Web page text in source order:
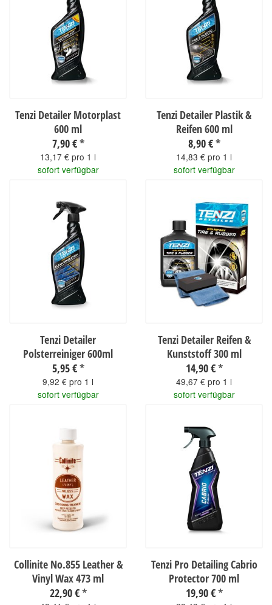
Tenzi Detailer Motorplast
600 ml
7,90 €*
13,17 € pro 1 l
sofort verfügbar
Tenzi Detailer Plastik &
Reifen 600 ml
8,90 €*
14,83 € pro 1 l
sofort verfügbar
Tenzi Detailer
Polsterreiniger 600ml
5,95 €*
9,92 € pro 1 l
sofort verfügbar
Tenzi Detailer Reifen &
Kunststoff 300 ml
14,90 €*
49,67 € pro 1 l
sofort verfügbar
Collinite No.855 Leather &
Vinyl Wax 473 ml
22,90 €*
Tenzi Pro Detailing Cabrio
Protector 700 ml
19,90 €*